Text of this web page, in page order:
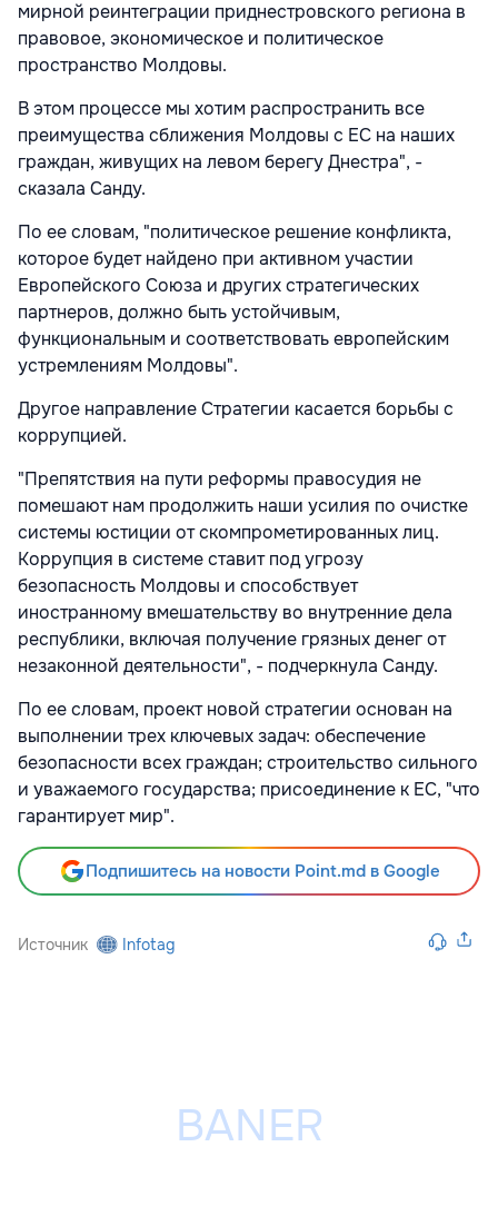
мирной реинтеграции приднестровского региона в
правовое, экономическое и политическое
пространство Молдовы.
В этом процессе мы хотим распространить все
преимущества сближения Молдовы с ЕС на наших
граждан, живущих на левом берегу Днестра", -
сказала Санду.
По ее словам, "политическое решение конфликта,
которое будет найдено при активном участии
Европейского Союза и других стратегических
партнеров, должно быть устойчивым,
функциональным и соответствовать европейским
устремлениям Молдовы".
Другое направление Стратегии касается борьбы с
коррупцией.
"Препятствия на пути реформы правосудия не
помешают нам продолжить наши усилия по очистке
системы юстиции от скомпрометированных лиц.
Коррупция в системе ставит под угрозу
безопасность Молдовы и способствует
иностранному вмешательству во внутренние дела
республики, включая получение грязных денег от
незаконной деятельности", - подчеркнула Санду.
По ее словам, проект новой стратегии основан на
выполнении трех ключевых задач: обеспечение
безопасности всех граждан; строительство сильного
и уважаемого государства; присоединение к ЕС, "что
гарантирует мир".
Подпишитесь на новости Point.md в Google
Источник Infotag